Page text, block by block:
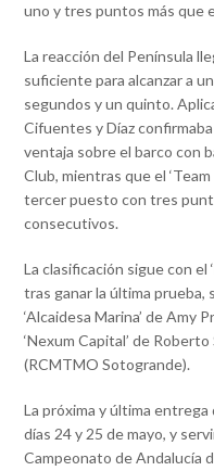
uno y tres puntos más que
La reacción del Península
suficiente para alcanzar a
segundos y un quinto.
Cifuentes y Díaz
ventaja sobre el barco con
Club, mientras que el
tercer puesto con tres
consecutivos.
La clasificación sigue con el
tras ganar la última prueba,
‘Alcaidesa Marina’ de Amy
‘Nexum Capital’ de
(RCMTMO Sotogrande).
La próxima y última entrega
días 24 y 25 de mayo, y
Campeonato de Andalucía